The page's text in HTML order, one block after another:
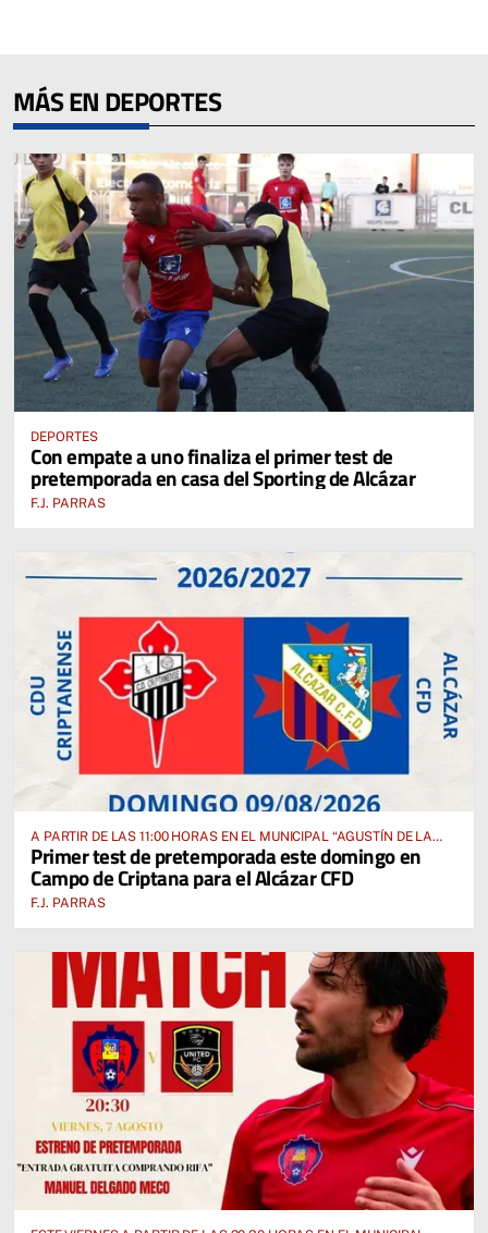
MÁS EN DEPORTES
DEPORTES
Con empate a uno finaliza el primer test de
pretemporada en casa del Sporting de Alcázar
F.J. PARRAS
A PARTIR DE LAS 11:00 HORAS EN EL MUNICIPAL “AGUSTÍN DE LA
FUENTE” ANTE EL CUD CRIPTANENSE
Primer test de pretemporada este domingo en
Campo de Criptana para el Alcázar CFD
F.J. PARRAS